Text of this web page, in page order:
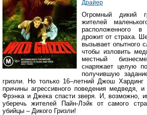
Драйер
Огромный дикий
жителей
расположенного
дрожит от страха.
вызывает опытного
чтобы изловить
местный
снаряжает целую
получившую
гризли. Но только 16–летний Джош Хардинг
причины агрессивного поведения медведя,
Фрэнка и Джека спасти зверя. И, возможно,
уберечь жителей Пайн-Лэйк от самого
убийцы – Дикого Гризли!